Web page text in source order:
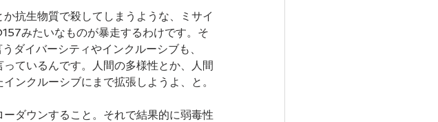
抗生物質で殺してしまうような、ミサイ
みたいなものが暴走するわけです。そ
ダイバーシティやインクルーシブも、
ているんです。人間の多様性とか、人間
ンクルーシブにまで拡張しようよ、と。
ダウンすること。それで結果的に弱毒性